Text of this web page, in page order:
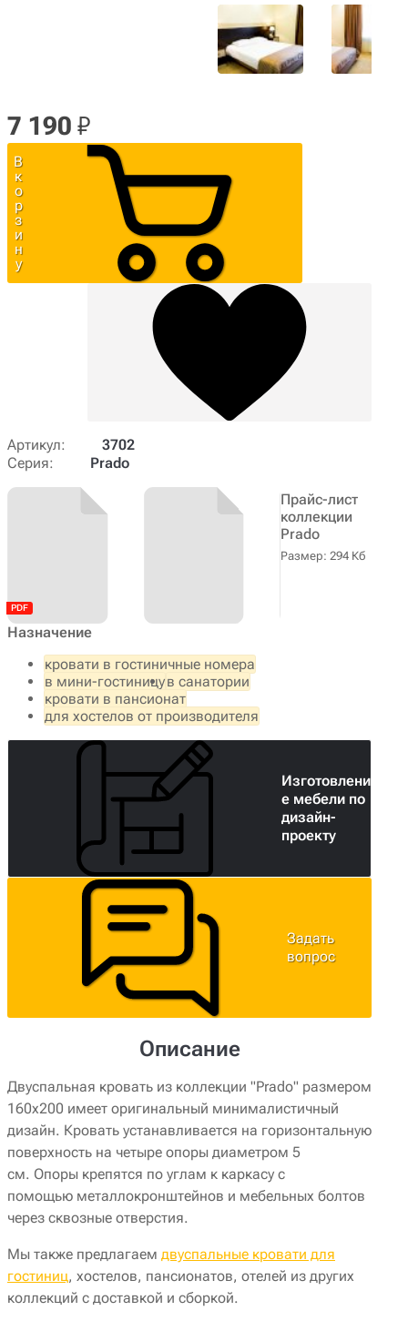
7 190 ₽
В
к
о
р
з
и
н
у
Артикул:
3702
Серия:
Prado
Прайс-лист
коллекции
Prado
Размер: 294 Кб
Назначение
кровати в гостиничные номера
в мини-гостиницув санатории
кровати в пансионат
для хостелов от производителя
Изготовлени
е мебели по
дизайн-
проекту
Задать
вопрос
Описание
Двуспальная кровать из коллекции "Prado" размером
160x200 имеет оригинальный минималистичный
дизайн. Кровать устанавливается на горизонтальную
поверхность на четыре опоры диаметром 5
см. Опоры крепятся по углам к каркасу с
помощью металлокронштейнов и мебельных болтов
через сквозные отверстия.
Мы также предлагаем двуспальные кровати для
гостиниц, хостелов, пансионатов, отелей из других
коллекций с доставкой и сборкой.